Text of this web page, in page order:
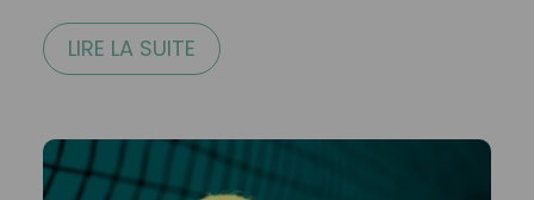
LIRE LA SUITE